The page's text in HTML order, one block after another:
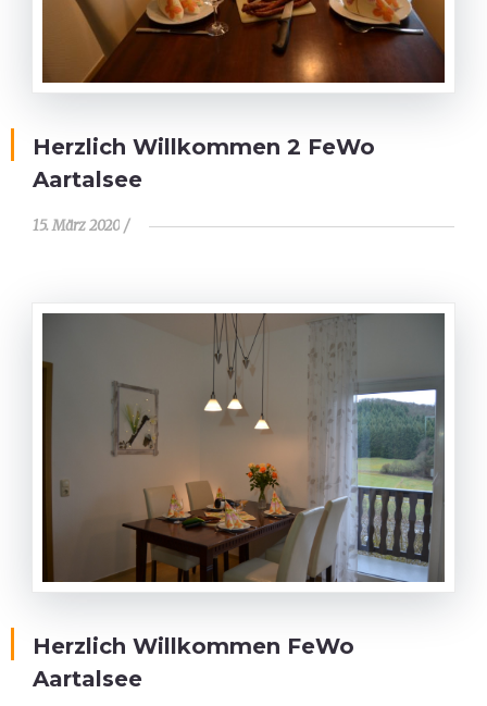
Herzlich Willkommen 2 FeWo
Aartalsee
15. März 2020
Herzlich Willkommen FeWo
Aartalsee